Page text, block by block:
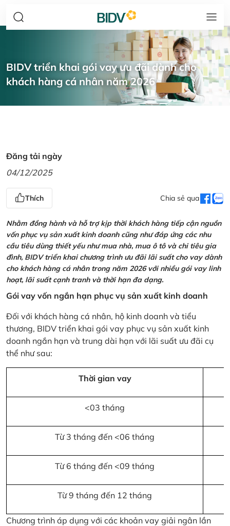
BIDV triển khai gói vay ưu đãi dành cho
khách hàng cá nhân năm 2026
Đăng tải ngày
04/12/2025
Thích Chia sẻ qua
Nhằm đồng hành và hỗ trợ kịp thời khách hàng tiếp cận nguồn
vốn phục vụ sản xuất kinh doanh cũng như đáp ứng các nhu
cầu tiêu dùng thiết yếu như mua nhà, mua ô tô và chi tiêu gia
đình, BIDV triển khai chương trình ưu đãi lãi suất cho vay dành
cho khách hàng cá nhân trong năm 2026 với nhiều gói vay linh
hoạt, lãi suất cạnh tranh và thời hạn đa dạng.
Gói vay vốn ngắn hạn phục vụ sản xuất kinh doanh
Đối với khách hàng cá nhân, hộ kinh doanh và tiểu
thương, BIDV triển khai gói vay phục vụ sản xuất kinh
doanh ngắn hạn và trung dài hạn với lãi suất ưu đãi cụ
thể như sau:
Thời gian vay
<03 tháng
Từ 3 tháng đến <06 tháng
Từ 6 tháng đến <09 tháng
Từ 9 tháng đến 12 tháng
Chương trình áp dụng với các khoản vay giải ngân lần